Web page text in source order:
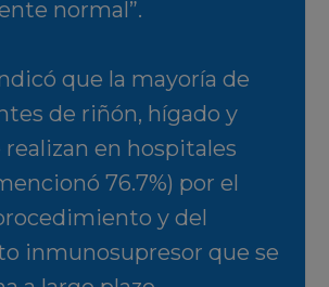
normal”.
que la mayoría de
de riñón, hígado y
realizan en hospitales
76.7%) por el
y del
inmunosupresor que se